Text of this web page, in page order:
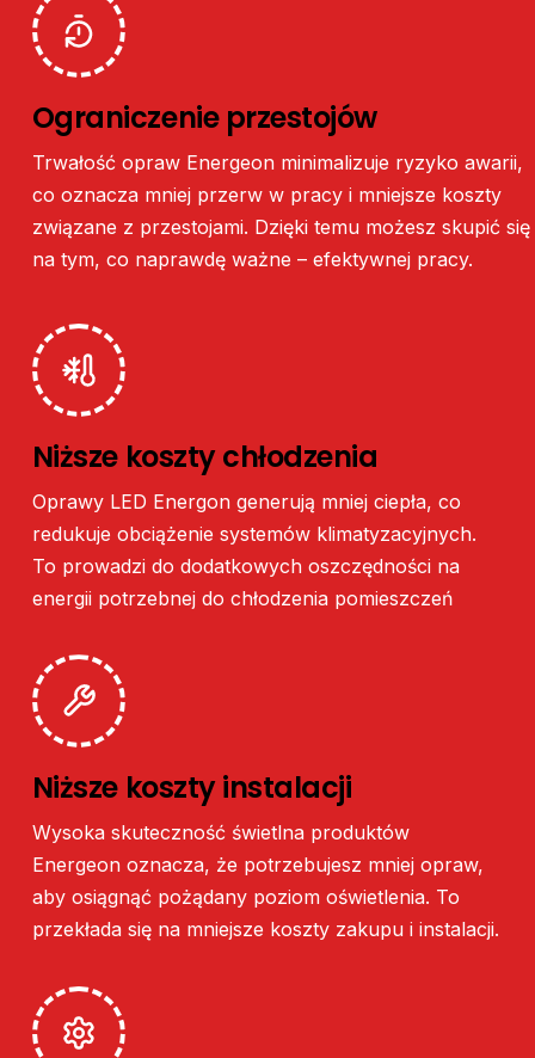
Ograniczenie przestojów
Trwałość opraw Energeon minimalizuje ryzyko awarii,
co oznacza mniej przerw w pracy i mniejsze koszty
związane z przestojami. Dzięki temu możesz skupić się
na tym, co naprawdę ważne – efektywnej pracy.
Niższe kosztychłodzenia
Oprawy LED Energon generują mniej ciepła, co
redukuje obciążenie systemów klimatyzacyjnych.
To prowadzi do dodatkowych oszczędności na
energii potrzebnej do chłodzenia pomieszczeń
Niższe kosztyinstalacji
Wysoka skuteczność świetlna produktów
Energeon oznacza, że potrzebujesz mniej opraw,
aby osiągnąć pożądany poziom oświetlenia. To
przekłada się na mniejsze koszty zakupu i instalacji.